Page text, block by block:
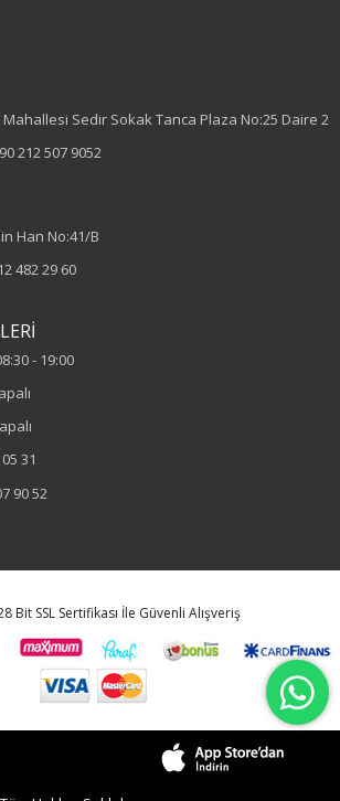
Sedir Sokak Tanca Plaza No:25 Daire 2
212 507 9052
Han No:41/B
482 29 60
- 19:00
31
90 52
Bit SSL Sertifikası İle Güvenli Alışveriş